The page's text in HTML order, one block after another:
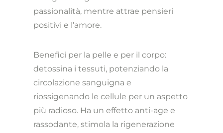
passionalità, mentre attrae pensieri
positivi e l’amore.
Benefici per la pelle e per il corpo:
detossina i tessuti, potenziando la
circolazione sanguigna e
riossigenando le cellule per un aspetto
più radioso. Ha un effetto anti-age e
rassodante, stimola la rigenerazione